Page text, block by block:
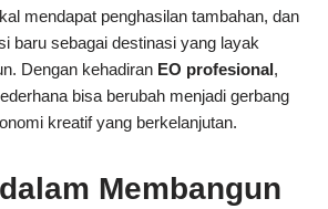
mendapat penghasilan tambahan, dan
baru sebagai destinasi yang layak
Dengan kehadiran EO profesional,
bisa berubah menjadi gerbang
kreatif yang berkelanjutan.
Membangun